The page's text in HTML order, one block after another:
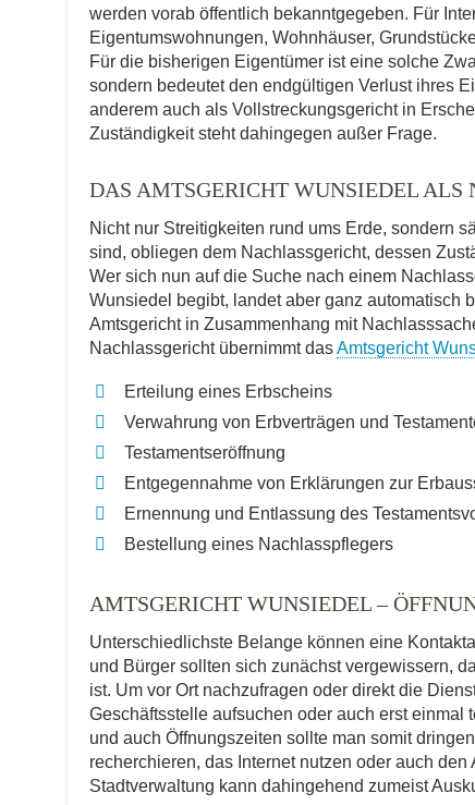
werden vorab öffentlich bekanntgegeben. Für
Eigentumswohnungen, Wohnhäuser,
Für die bisherigen Eigentümer ist eine solche
sondern bedeutet den endgültigen Verlust ihres
anderem auch als Vollstreckungsgericht in
Zuständigkeit steht dahingegen außer Frage.
DAS AMTSGERICHT WUNSIEDEL ALS
Nicht nur Streitigkeiten rund ums Erde, sondern
sind, obliegen dem Nachlassgericht, dessen
Wer sich nun auf die Suche nach einem
Wunsiedel begibt, landet aber ganz automatisch
Amtsgericht in Zusammenhang mit
Nachlassgericht übernimmt dasAmtsgericht
Erteilung eines Erbscheins
Verwahrung von Erbverträgen und
Testamentseröffnung
Entgegennahme von Erklärungen zur
Ernennung und Entlassung des
Bestellung eines Nachlasspflegers
AMTSGERICHT WUNSIEDEL –
Unterschiedlichste Belange können eine
und Bürger sollten sich zunächst vergewissern,
ist. Um vor Ort nachzufragen oder direkt die
Geschäftsstelle aufsuchen oder auch erst einmal
und auch Öffnungszeiten sollte man somit
recherchieren, das Internet nutzen oder auch
Stadtverwaltung kann dahingehend zumeist